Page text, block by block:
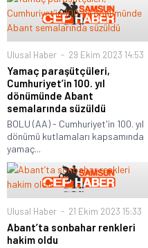
Ulusal Haber 29 Ekim 2023 14:53
Yamaç paraşütçüleri,
Cumhuriyet’in 100. yıl
dönümünde Abant
semalarında süzüldü
BOLU (AA) - Cumhuriyet'in 100. yıl
dönümü kutlamaları kapsamında
yamaç...
Ulusal Haber 21 Ekim 2023 15:33
Abant’ta sonbahar renkleri
hakim oldu